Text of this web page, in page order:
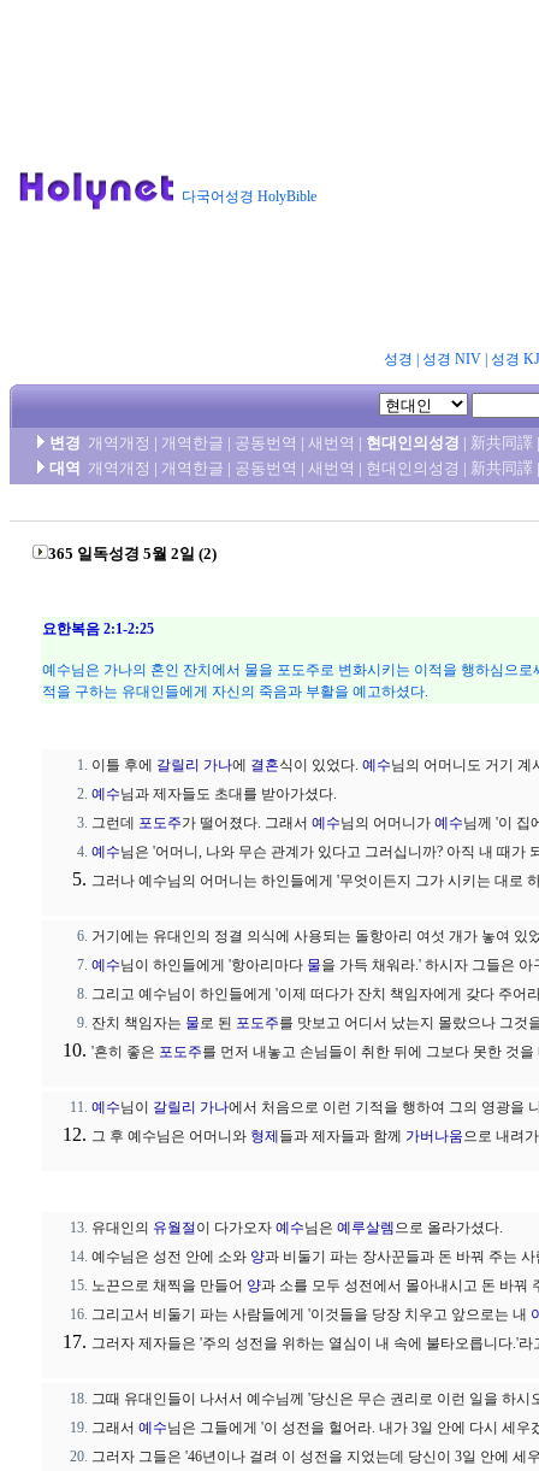
다국어성경 HolyBible
성경 성경 NIV| 성경
변경 개역개정 | 개역한글 | 공동번역 | 새번역 | 현대인의성경 | 新共同譯
대역
개역개정 | 개역한글 | 공동번역 | 새번역 | 현대인의성경 | 新共同譯
365 일독성경 5월 2일 (2)
요한복음 2:1-2:25
예수님은 가나의 혼인 잔치에서 물을 포도주로 변화시키는 이적을 행하심으
적을 구하는 유대인들에게 자신의 죽음과 부활을 예고하셨다.
이틀 후에 갈릴리 가나에 결혼식이 있었다. 예수님의 어머니도 거기 계
예수님과 제자들도 초대를 받아가셨다.
그런데 포도주가 떨어졌다. 그래서 예수님의 어머니가 예수님께 '이 집
예수님은 '어머니, 나와 무슨 관계가 있다고 그러십니까? 아직 내 때가
그러나 예수님의 어머니는 하인들에게 '무엇이든지 그가 시키는 대로
거기에는 유대인의 정결 의식에 사용되는 돌항아리 여섯 개가 놓여 있
예수님이 하인들에게 '항아리마다 물을 가득 채워라.' 하시자 그들은
그리고 예수님이 하인들에게 '이제 떠다가 잔치 책임자에게 갖다 주어
잔치 책임자는 물로 된 포도주를 맛보고 어디서 났는지 몰랐으나 그것
'흔히 좋은 포도주를 먼저 내놓고 손님들이 취한 뒤에 그보다 못한 것
예수님이 갈릴리 가나에서 처음으로 이런 기적을 행하여 그의 영광을
그 후 예수님은 어머니와 형제 들과 제자들과 함께 가버나움으로 내려
유대인의 유월절 이 다가오자 예수님은 예루살렘으로 올라가셨다.
예수님은 성전 안에 소와 양과 비둘기 파는 장사꾼들과 돈 바꿔 주는
노끈으로 채찍을 만들어 양과 소를 모두 성전에서 몰아내시고 돈 바꿔
그리고서 비둘기 파는 사람들에게 '이것들을 당장 치우고 앞으로는 내
그러자 제자들은 '주의 성전을 위하는 열심이 내 속에 불타오릅니다.'
그때 유대인들이 나서서 예수님께 '당신은 무슨 권리로 이런 일을 하
그래서 예수님은 그들에게 '이 성전을 헐어라. 내가 3일 안에 다시 세우
그러자 그들은 '46년이나 걸려 이 성전을 지었는데 당신이 3일 안에 세